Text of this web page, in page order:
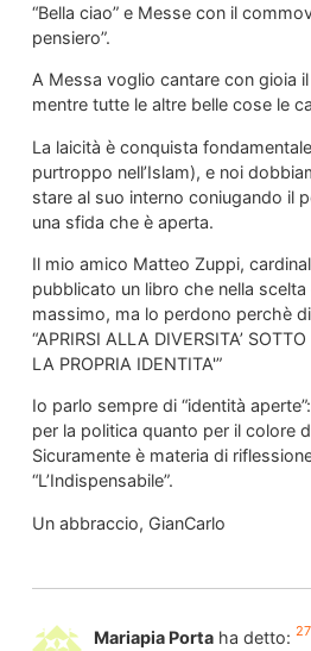
“Bella ciao” e Messe con il
pensiero”.
A Messa voglio cantare con gioia il
mentre tutte le altre belle cose le
La laicità è conquista
purtroppo nell’Islam), e noi
stare al suo interno coniugando il
una sfida che è aperta.
Il mio amico Matteo Zuppi,
pubblicato un libro che nella
massimo, ma lo perdono perchè
“APRIRSI ALLA DIVERSITA’
LA PROPRIA IDENTITA'”
Io parlo sempre di “identità
per la politica quanto per il colore
Sicuramente è materia di
“L’Indispensabile”.
Un abbraccio, GianCarlo
Mariapia Porta ha detto: